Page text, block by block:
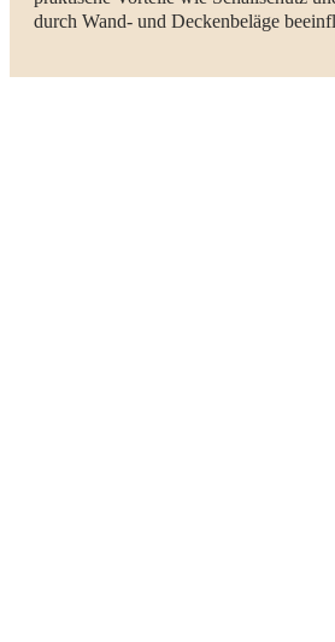
durch Wand- und Deckenbeläge